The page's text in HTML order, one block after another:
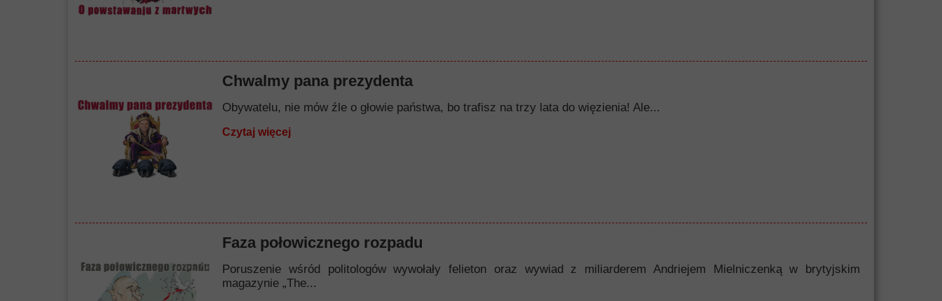
Chwalmy pana prezydenta
Obywatelu, nie mów źle o głowie państwa, bo trafisz na trzy lata do więzienia! Ale...
Czytaj więcej
Faza połowicznego rozpadu
Poruszenie wśród politologów wywołały felieton oraz wywiad z miliarderem Andriejem Mielniczenką w brytyjskim
magazynie „The...